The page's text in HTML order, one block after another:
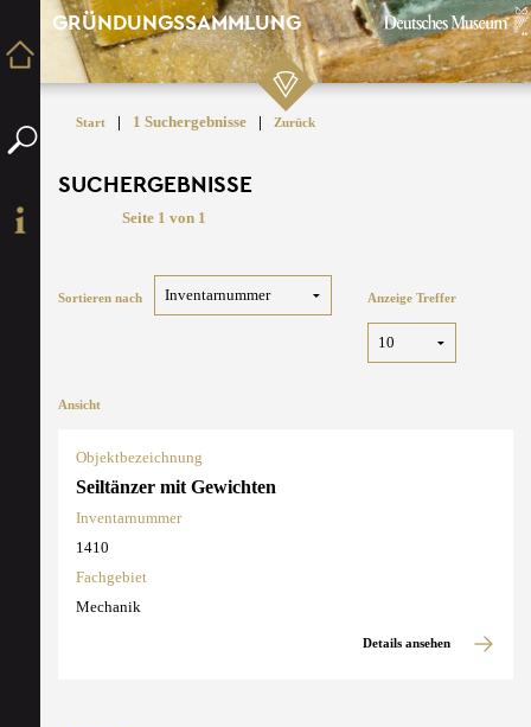
GRÜNDUNGSSAMMLUNG
Start | 1 Suchergebnisse | Zurück
SUCHERGEBNISSE
Seite 1 von 1
Sortieren nach Anzeige Treffer
Ansicht
Objektbezeichnung
Seiltänzer mit Gewichten
Inventarnummer
1410
Fachgebiet
Mechanik
Details ansehen